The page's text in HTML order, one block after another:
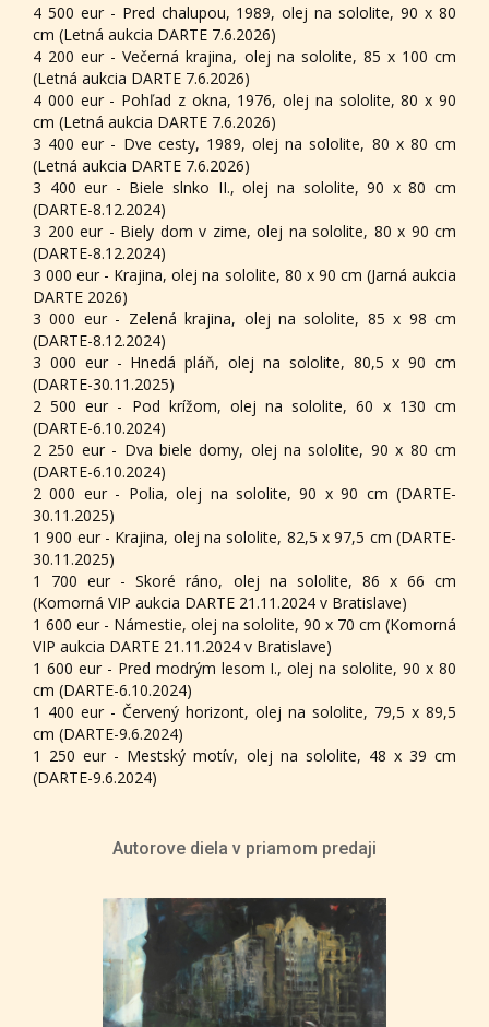
4 500 eur - Pred chalupou, 1989, olej na sololite, 90 x 80
cm (Letná aukcia DARTE 7.6.2026)
4 200 eur - Večerná krajina, olej na sololite, 85 x 100 cm
(Letná aukcia DARTE 7.6.2026)
4 000 eur - Pohľad z okna, 1976, olej na sololite, 80 x 90
cm (Letná aukcia DARTE 7.6.2026)
3 400 eur - Dve cesty, 1989, olej na sololite, 80 x 80 cm
(Letná aukcia DARTE 7.6.2026)
3 400 eur - Biele slnko II., olej na sololite, 90 x 80 cm
(DARTE-8.12.2024)
3 200 eur - Biely dom v zime, olej na sololite, 80 x 90 cm
(DARTE-8.12.2024)
3 000 eur - Krajina, olej na sololite, 80 x 90 cm (Jarná aukcia
DARTE 2026)
3 000 eur - Zelená krajina, olej na sololite, 85 x 98 cm
(DARTE-8.12.2024)
3 000 eur - Hnedá pláň, olej na sololite, 80,5 x 90 cm
(DARTE-30.11.2025)
2 500 eur - Pod krížom, olej na sololite, 60 x 130 cm
(DARTE-6.10.2024)
2 250 eur - Dva biele domy, olej na sololite, 90 x 80 cm
(DARTE-6.10.2024)
2 000 eur - Polia, olej na sololite, 90 x 90 cm (DARTE-
30.11.2025)
1 900 eur - Krajina, olej na sololite, 82,5 x 97,5 cm (DARTE-
30.11.2025)
1 700 eur - Skoré ráno, olej na sololite, 86 x 66 cm
(Komorná VIP aukcia DARTE 21.11.2024 v Bratislave)
1 600 eur - Námestie, olej na sololite, 90 x 70 cm (Komorná
VIP aukcia DARTE 21.11.2024 v Bratislave)
1 600 eur - Pred modrým lesom I., olej na sololite, 90 x 80
cm (DARTE-6.10.2024)
1 400 eur - Červený horizont, olej na sololite, 79,5 x 89,5
cm (DARTE-9.6.2024)
1 250 eur - Mestský motív, olej na sololite, 48 x 39 cm
(DARTE-9.6.2024)
Autorove diela v priamom predaji